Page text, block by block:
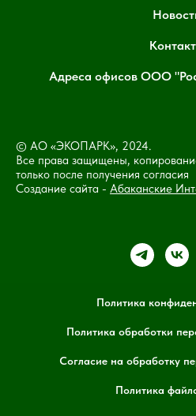
Адреса офисов ООО
© АО «ЭКОПАРК», 2024.
Все права защищены,
только после получения согласия
Создание сайта - Абаканские
Политика
Политика обработки
Согласие на обработку
Политика